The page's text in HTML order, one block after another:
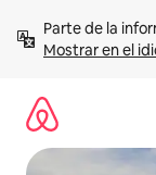
contenidoMostrar en el